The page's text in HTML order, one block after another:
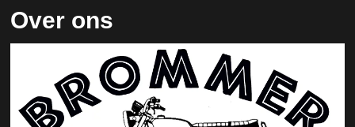
Over ons